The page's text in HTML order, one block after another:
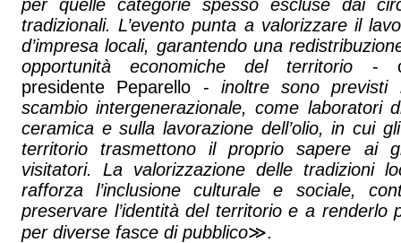
per quelle categorie spesso escluse dai
tradizionali. L’evento punta a valorizzare il
d’impresa locali, garantendo una
opportunità economiche del territorio -
presidente Peparello - inoltre sono previsti
scambio intergenerazionale, come laboratori
ceramica e sulla lavorazione dell’olio, in cui
territorio trasmettono il proprio sapere ai
visitatori. La valorizzazione delle tradizioni
rafforza l’inclusione culturale e sociale,
preservare l’identità del territorio e a renderlo
per diverse fasce di pubblico≫.